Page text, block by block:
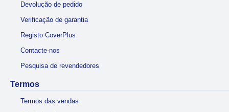
Devolução de pedido
Verificação de garantia
Registo CoverPlus
Contacte-nos
Pesquisa de revendedores
Termos
Termos das vendas